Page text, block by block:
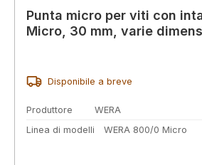
Punta micro per viti con
Micro, 30 mm, varie
Disponibile a breve
Produttore
WERA
Linea di modelli
WERA 800/0 Micro